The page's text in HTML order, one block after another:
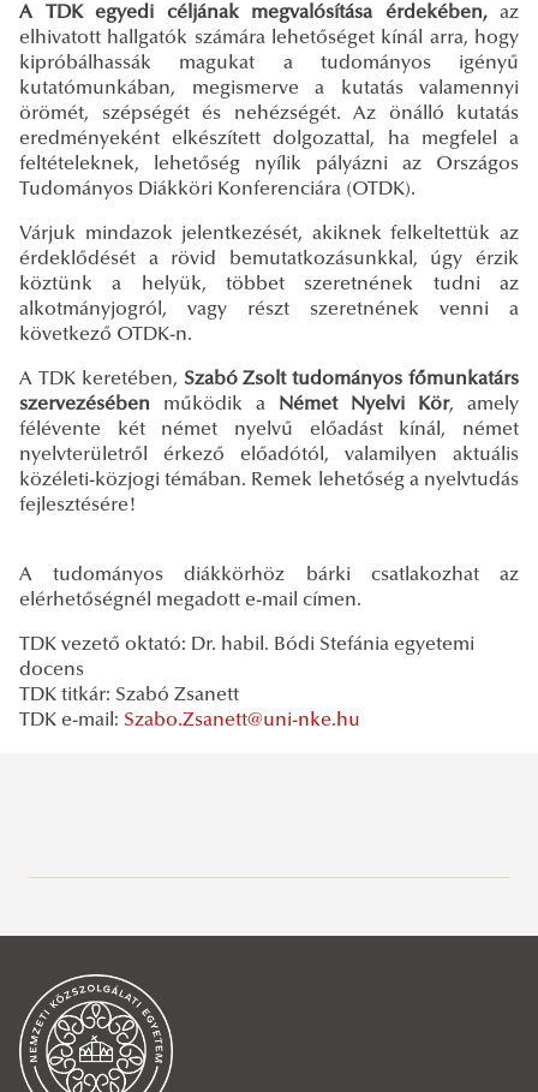
Bemutatkozás
Munkatársak
Hírek, események, rendezvények
Munkatársi aktivitás/szakmai tevékenység
A TDK egyedi céljának megvalósítása érdekében,az
elhivatott hallgatók számára lehetőséget kínál arra, hogy
kipróbálhassák magukat a tudományos igényű
kutatómunkában, megismerve a kutatás valamennyi
örömét, szépségét és nehézségét. Az önálló kutatás
eredményeként elkészített dolgozattal, ha megfelel a
feltételeknek, lehetőség nyílik pályázni az Országos
Tudományos Diákköri Konferenciára (OTDK).
Várjuk mindazok jelentkezését, akiknek felkeltettük az
érdeklődését a rövid bemutatkozásunkkal, úgy érzik
köztünk a helyük, többet szeretnének tudni az
alkotmányjogról, vagy részt szeretnének venni a
következő OTDK-n.
A TDK keretében, Szabó Zsolt tudományos főmunkatárs
szervezésében működik a Német Nyelvi Kör, amely
félévente két német nyelvű előadást kínál, német
nyelvterületről érkező előadótól, valamilyen aktuális
közéleti-közjogi témában. Remek lehetőség a nyelvtudás
fejlesztésére!
A tudományos diákkörhöz bárki csatlakozhat az
elérhetőségnél megadott e-mail címen.
TDK vezető oktató: Dr. habil. Bódi Stefánia egyetemi
docens
TDK titkár: Szabó Zsanett
TDK e-mail: Szabo.Zsanett@uni-nke.hu